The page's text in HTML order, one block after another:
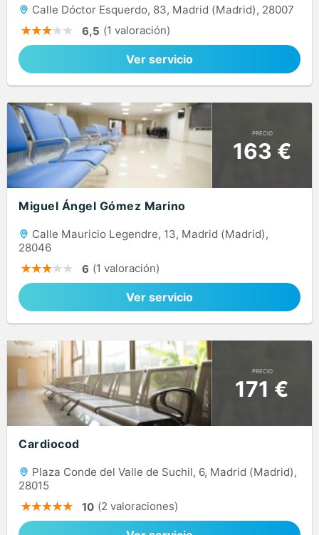
Calle Dóctor Esquerdo, 83, Madrid (Madrid), 28007
6,5 (1 valoración)
Ver servicio
PRECIO
163 €
Miguel Ángel Gómez Marino
Calle Mauricio Legendre, 13, Madrid (Madrid),
28046
6 (1 valoración)
Ver servicio
PRECIO
171 €
Cardiocod
Plaza Conde del Valle de Suchil, 6, Madrid (Madrid),
28015
10 (2 valoraciones)